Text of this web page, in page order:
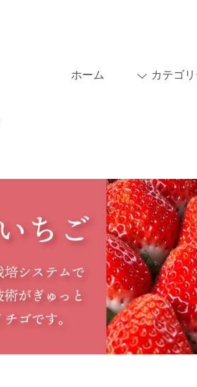
ホーム カテゴ